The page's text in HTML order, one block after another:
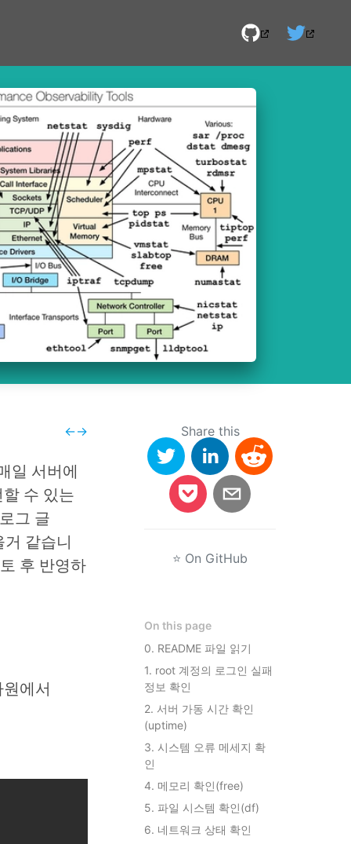
←→
일 서버에
수 있는
그 글
같습니
후 반영하
에서
Share this
⭐ On GitHub
On this page
0. README 파일 읽기
1. root 계정의 로그인 실패
정보 확인
2. 서버 가동 시간 확인
(uptime)
3. 시스템 오류 메세지 확
인
4. 메모리 확인(free)
5. 파일 시스템 확인(df)
6. 네트워크 상태 확인